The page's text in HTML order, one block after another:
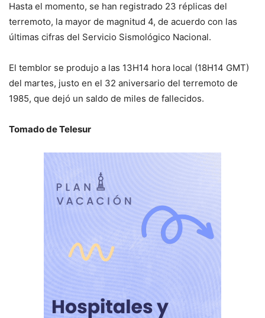
Hasta el momento, se han registrado 23 réplicas del
terremoto, la mayor de magnitud 4, de acuerdo con las
últimas cifras del Servicio Sismológico Nacional.
El temblor se produjo a las 13H14 hora local (18H14 GMT)
del martes, justo en el 32 aniversario del terremoto de
1985, que dejó un saldo de miles de fallecidos.
Tomado de Telesur